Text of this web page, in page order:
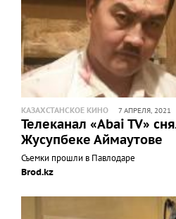
КАЗАХСТАНСКОЕ КИНО 7 АПРЕЛЯ, 2021
Телеканал «Abai TV»
Жусупбеке Аймаутове
Съемки прошли в Павлодаре
Brod.kz